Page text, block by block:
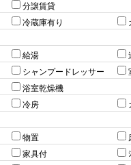
分譲賃貸
冷蔵庫有り
給湯
シャンプードレッサー
浴室乾燥機
冷房
物置
家具付